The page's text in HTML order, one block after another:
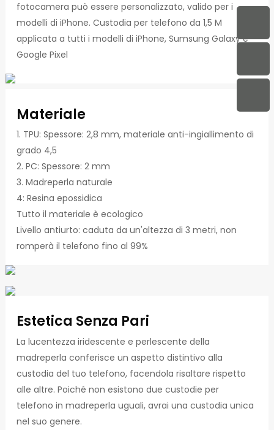
fotocamera può essere personalizzato, valido per i
modelli di iPhone. Custodia per telefono da 1,5 M
applicata a tutti i modelli di iPhone, Sumsung Galaxy e
Google Pixel
Materiale
1. TPU: Spessore: 2,8 mm, materiale anti-ingiallimento di
grado 4,5
2. PC: Spessore: 2 mm
3. Madreperla naturale
4: Resina epossidica
Tutto il materiale è ecologico
Livello antiurto: caduta da un'altezza di 3 metri, non
romperà il telefono fino al 99%
Estetica Senza Pari
La lucentezza iridescente e perlescente della
madreperla conferisce un aspetto distintivo alla
custodia del tuo telefono, facendola risaltare rispetto
alle altre. Poiché non esistono due custodie per
telefono in madreperla uguali, avrai una custodia unica
nel suo genere.